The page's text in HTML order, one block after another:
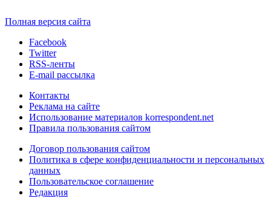
Полная версия сайта
Facebook
Twitter
RSS-ленты
E-mail рассылка
Контакты
Реклама на сайте
Использование материалов korrespondent.net
Правила пользования сайтом
Договор пользования сайтом
Политика в сфере конфиденциальности и персональных
данных
Пользовательское соглашение
Редакция